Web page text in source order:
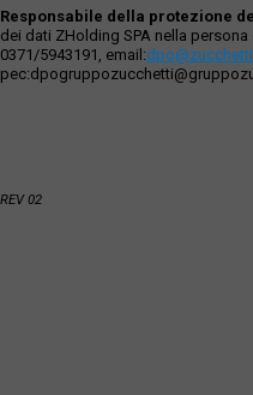
Responsabile della protezione
dei dati ZHolding SPA nella
0371/5943191, email:
REV 02